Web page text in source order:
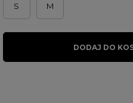
S M
DODAJ DO